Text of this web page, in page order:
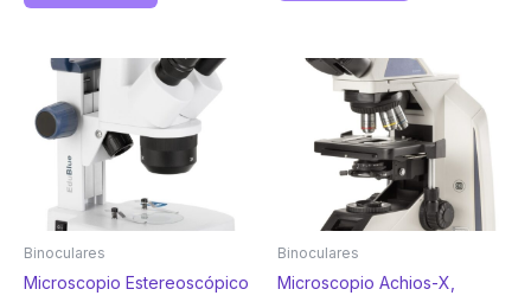
Binoculares
Microscopio Estereoscópico
Binoculares
Microscopio Achios-X,